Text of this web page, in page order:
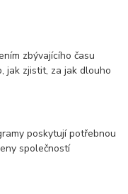
zbývajícího času
jak zjistit, za jak dlouho
poskytují potřebnou
společností